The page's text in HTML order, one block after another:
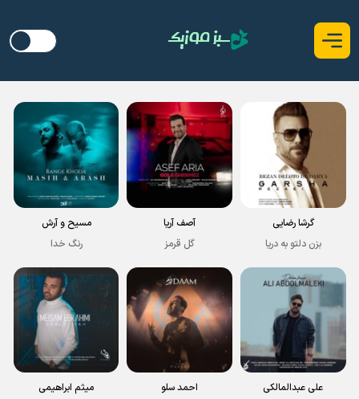
گرشا رضایی
بزن دلتو به دریا
آصف آریا
گل قرمز
مسیح و آرش
رنگ خدا
علی عبدالمالکی
احمد سلو
میثم ابراهیمی